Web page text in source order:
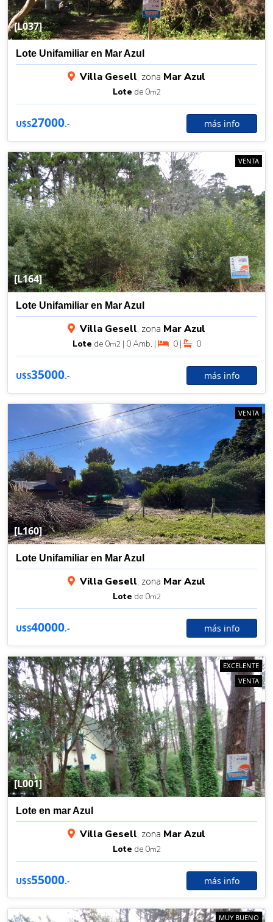
[L037]
Lote Unifamiliar en Mar Azul
Villa Gesell, zona Mar Azul
Lote de 0m2
U$S27000.- más info
[L164]
VENTA
Lote Unifamiliar en Mar Azul
Villa Gesell, zona Mar Azul
Lote de 0m2 | 0 Amb. | 0 | 0
U$S35000.- más info
[L160]
VENTA
Lote Unifamiliar en Mar Azul
Villa Gesell, zona Mar Azul
Lote de 0m2
U$S40000.- más info
[L001]
EXCELENTE
VENTA
Lote en mar Azul
Villa Gesell, zona Mar Azul
Lote de 0m2
U$S55000.- más info
MUY BUENO